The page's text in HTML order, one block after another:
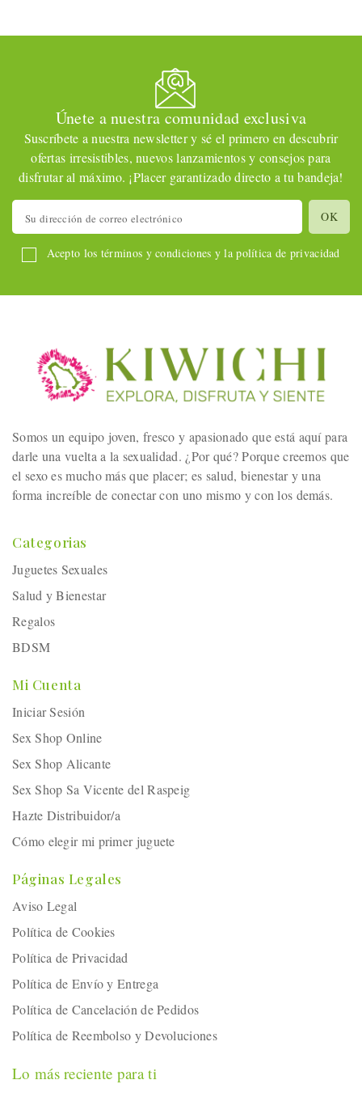
Únete a nuestra comunidad exclusiva
Suscríbete a nuestra newsletter y sé el primero en descubrir
ofertas irresistibles, nuevos lanzamientos y consejos para
disfrutar al máximo. ¡Placer garantizado directo a tu bandeja!
Acepto los términos y condiciones y la política de privacidad
Somos un equipo joven, fresco y apasionado que está aquí para
darle una vuelta a la sexualidad. ¿Por qué? Porque creemos que
el sexo es mucho más que placer; es salud, bienestar y una
forma increíble de conectar con uno mismo y con los demás.
Categorias
Juguetes Sexuales
Salud y Bienestar
Regalos
BDSM
Mi Cuenta
Iniciar Sesión
Sex Shop Online
Sex Shop Alicante
Sex Shop Sa Vicente del Raspeig
Hazte Distribuidor/a
Cómo elegir mi primer juguete
Páginas Legales
Aviso Legal
Política de Cookies
Política de Privacidad
Política de Envío y Entrega
Política de Cancelación de Pedidos
Política de Reembolso y Devoluciones
Lo más reciente para ti